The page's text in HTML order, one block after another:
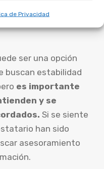
de Privacidad
ser una opción
buscan estabilidad
es importante
y se
Si se siente
han sido
asesoramiento